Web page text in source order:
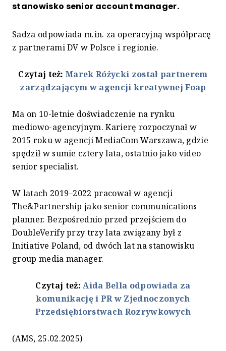
stanowisko senior account manager.
Sadza odpowiada m.in. za operacyjną współpracę
z partnerami DV w Polsce i regionie.
Czytaj też:Marek Różycki został partnerem
zarządzającym w agencji kreatywnej Foap
Ma on 10-letnie doświadczenie na rynku
mediowo-agencyjnym. Karierę rozpoczynał w
2015 roku w agencji MediaCom Warszawa, gdzie
spędził w sumie cztery lata, ostatnio jako video
senior specialist.
W latach 2019–2022 pracował w agencji
The&Partnership jako senior communications
planner. Bezpośrednio przed przejściem do
DoubleVerify przy trzy lata związany był z
Initiative Poland, od dwóch lat na stanowisku
group media manager.
Czytaj też:Aida Bella odpowiada za
komunikację i PR w Zjednoczonych
Przedsiębiorstwach Rozrywkowych
(AMS, 25.02.2025)